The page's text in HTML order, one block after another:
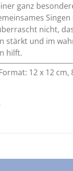
ganz
nicht,
stärkt und im
hilft.
12 x 12